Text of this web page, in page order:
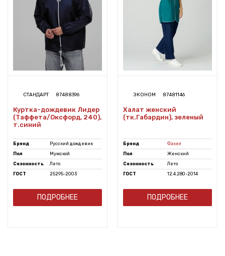
СТАНДАРТ 87488396
Куртка-дождевик Лидер
(Таффета/Оксфорд, 240),
т.синий
Бренд
Русский дождевик
Пол
Мужской
Сезонность
Лето
ГОСТ
25295-2003
ПОДРОБНЕЕ
ЭКОНОМ 87481146
Халат женский
(тк.Габардин), зеленый
Бренд
Факел
Пол
Женский
Сезонность
Лето
ГОСТ
12.4.280-2014
ПОДРОБНЕЕ